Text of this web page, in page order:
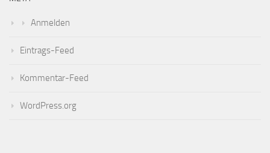
Anmelden
Eintrags-Feed
Kommentar-Feed
WordPress.org